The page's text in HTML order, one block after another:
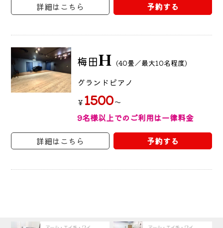
詳細はこちら
予約する
梅田H (40畳／最大10名程度)
グランドピアノ
￥ 1500～
9名様以上でのご利用は一律料金
詳細はこちら
予約する